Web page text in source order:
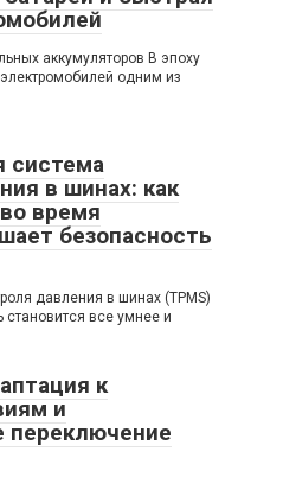
аккумуляторов В эпоху
одним из
система
в шинах: как
время
безопасность
давления в шинах (TPMS)
все умнее и
к
и
переключение